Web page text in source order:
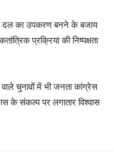
दल का उपकरण बनने के बजाय
प्रक्रिया की निष्पक्षता
चुनावों में भी जनता कांग्रेस
के संकल्प पर लगातार विश्वास